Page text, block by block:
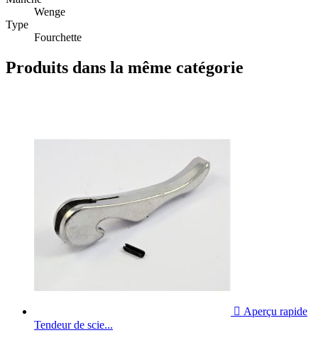
Wenge
Type
Fourchette
Produits dans la même catégorie
 Aperçu rapide
Tendeur de scie...